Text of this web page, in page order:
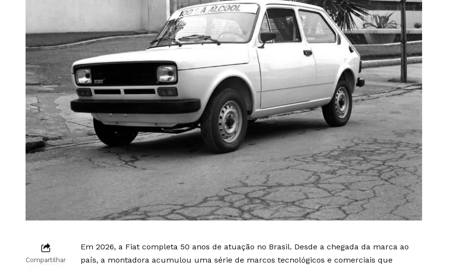
Compartilhar
Em 2026, a Fiat completa 50 anos de atuação no Brasil. Desde a chegada da marca ao
país, a montadora acumulou uma série de marcos tecnológicos e comerciais que